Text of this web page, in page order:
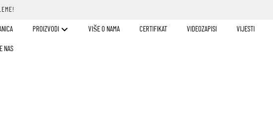
PROIZVODI VIŠE O NAMA CERTIFIKAT VIDEOZAPISI VIJESTI
NAS